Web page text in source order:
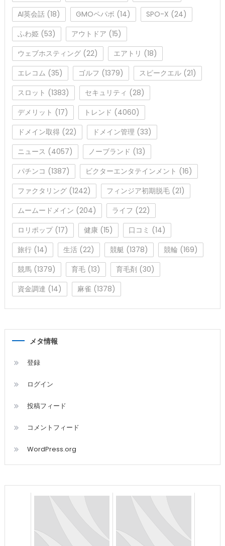
AI英会話(18) GMOペパボ (14) SPO-X (24)
ふわ姫 (53) アウトドア (15)
ウェブホスティング(22) エアトリ (18)
エレコム (35) ゴルフ (1379) スピークエル(21)
スロット (1383) セキュリティ (28)
デメリット (17) トレンド (4060)
ドメイン取得(22) ドメイン管理 (33)
ニュース (4057) ノーブランド (13)
パチンコ (1387) ビクターエンタテインメント (16)
ファクタリング(1242) フィンジア初期脱毛(21)
ムームードメイン (204) ライフ (22)
ロリポップ(17) 健康(15) 口コミ (14)
旅行(14) 生活(22) 競艇 (1378) 競輪 (169)
競馬(1379) 育毛(13) 育毛剤 (30)
資金調達 (14) 麻雀 (1378)
メタ情報
登録
ログイン
投稿フィード
コメントフィード
WordPress.org